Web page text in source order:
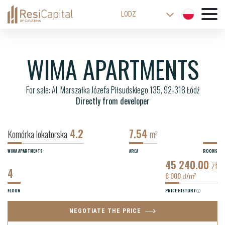
LODZ
WROCLAW
CRACOW
BIELSKO-BIALA
WIMA APARTMENTS
For sale: Al. Marszałka Józefa Piłsudskiego 135, 92-318 Łódź
Directly from developer
WIMA APARTMENTS
Komórka lokatorska 4.2
AREA
7.54 m2
ROOMS
FLOOR
4
PRICE HISTORY
45 240.00 zł
6 000 zł/m2
NEGOTIATE THE PRICE